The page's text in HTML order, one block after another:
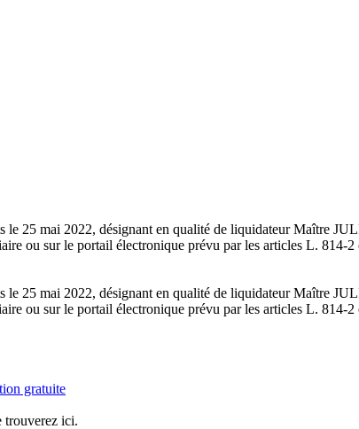
le 25 mai 2022, désignant en qualité de liquidateur Maître
ou sur le portail électronique prévu par les articles L. 814-
le 25 mai 2022, désignant en qualité de liquidateur Maître
ou sur le portail électronique prévu par les articles L. 814-
gratuite
trouverez ici.